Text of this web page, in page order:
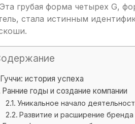
грубая форма четырех G,
стала истинным
Гуччи: история успеха
Ранние годы и создание компании
Уникальное начало
Развитие и расширение бренда